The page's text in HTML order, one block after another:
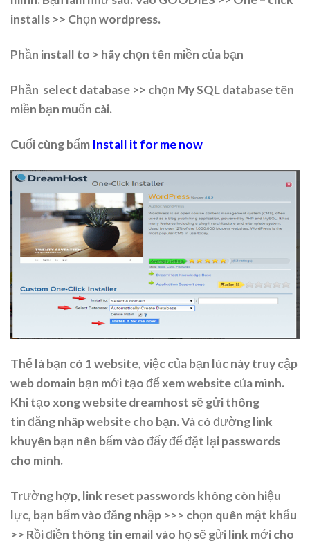
installs >> Chọn wordpress.
Phần install to > hãy chọn tên miền của bạn
Phần select database >> chọn My SQL database tên
miền bạn muốn cài.
Cuối cùng bấm Install it for me now
Thế là bạn có 1 website, việc của bạn lúc này truy cập
web domain bạn mới tạo để xem website của mình.
Khi tạo xong website dreamhost sẽ gửi thông
tin đăng nhâp website cho bạn. Và có đường link
khuyên bạn nên bấm vào đấy để đặt lại passwords
cho mình.
Trường hợp, link reset passwords không còn hiệu
lực, bạn bấm vào đăng nhập >>> chọn quên mật khẩu
>> Rồi điền thông tin email vào họ sẽ gửi link mới cho